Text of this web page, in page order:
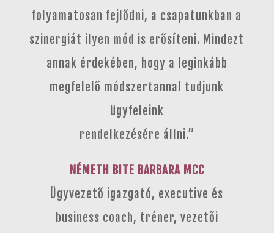
folyamatosan fejlődni, a csapatunkban a
szinergiát ilyen mód is erősíteni. Mindezt
annak érdekében, hogy a leginkább
megfelelő módszertannal tudjunk
ügyfeleink
rendelkezésére állni.”
NÉMETH BITE BARBARA MCC
Ügyvezető igazgató, executive és
business coach, tréner, vezetői